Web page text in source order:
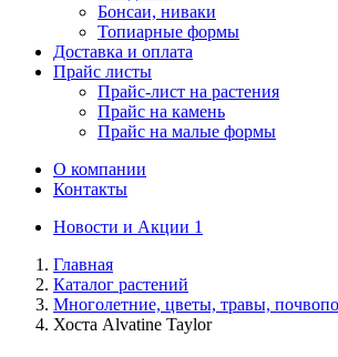
Бонсаи, ниваки
Топиарные формы
Доставка и оплата
Прайс листы
Прайс-лист на растения
Прайс на камень
Прайс на малые формы
О компании
Контакты
Новости и Акции 1
Главная
Каталог растений
Многолетние, цветы, травы,
Хоста Alvatine Taylor